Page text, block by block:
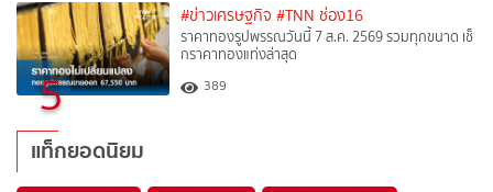
5
#ข่าวเศรษฐกิจ #TNN ช่อง16
ราคาทองรูปพรรณวันนี้ 7 ส.ค. 2569 รวมทุกขนาด เช็
กราคาทองแท่งล่าสุด
389
แท็กยอดนิยม